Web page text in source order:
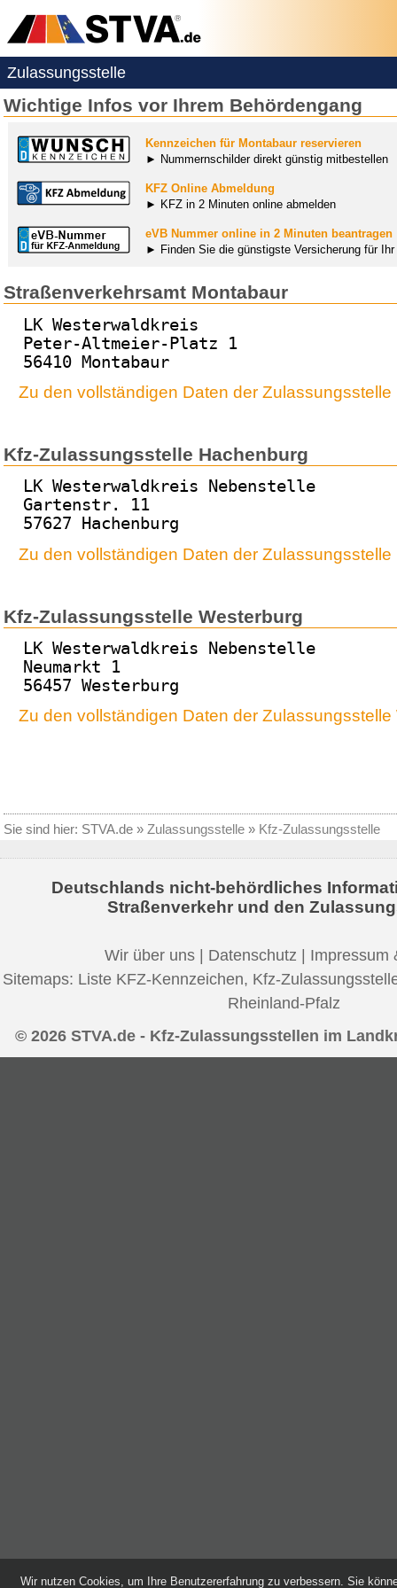
Wir nutzen Cookies, um Ihre Benutzererfahrung zu verbessern. Sie
Zulassungsstelle
Wichtige Infos vor Ihrem Behördengang
Kennzeichen für Montabaur reservieren
► Nummernschilder direkt günstig mitbestellen
KFZ Online Abmeldung
► KFZ in 2 Minuten online abmelden
eVB Nummer online in 2 Minuten beantragen
► Finden Sie die günstigste Versicherung für
Straßenverkehrsamt Montabaur
LK Westerwaldkreis
Peter-Altmeier-Platz 1
56410 Montabaur
Zu den vollständigen Daten der Zulassungsstelle
Kfz-Zulassungsstelle Hachenburg
LK Westerwaldkreis Nebenstelle
Gartenstr. 11
57627 Hachenburg
Zu den vollständigen Daten der
Kfz-Zulassungsstelle Westerburg
LK Westerwaldkreis Nebenstelle
Neumarkt 1
56457 Westerburg
Zu den vollständigen Daten der Zulassungsstelle
Sie sind hier: STVA.de » Zulassungsstelle » Kfz-Zulassungsstelle
Deutschlands nicht-behördliches
Straßenverkehr und den
Wir über uns | Datenschutz | Impressum
Sitemaps: Liste KFZ-Kennzeichen, Kfz-
Rheinland-Pfalz
© 2026 STVA.de - Kfz-Zulassungsstellen im